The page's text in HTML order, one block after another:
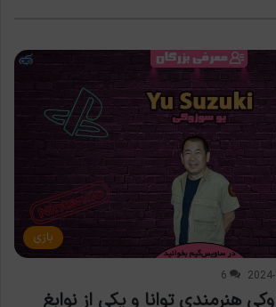
بازی
6
هنرمندی توانا و یکی از نوابغ